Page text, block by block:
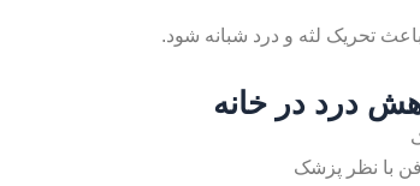
تحریک لثه و درد شبانه شود.
درد در خانه
با نظر پزشک